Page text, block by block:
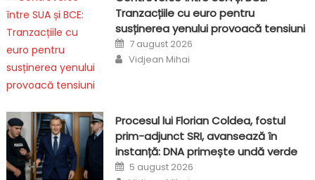
Tranzacțiile cu euro pentru
susținerea yenului provoacă tensiuni
Posted
on
7 august 2026
Author
Vidjean Mihai
Procesul lui Florian Coldea, fostul
prim-adjunct SRI, avansează în
instanță: DNA primește undă verde
Posted
on
5 august 2026